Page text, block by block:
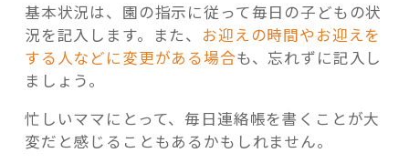
基本状況は、園の指示に従って毎日の子どもの状
況を記入します。また、 お迎えの時間やお迎えを
する人などに変更がある場合も、忘れずに記入し
ましょう。
忙しいママにとって、毎日連絡帳を書くことが大
変だと感じることもあるかもしれません。